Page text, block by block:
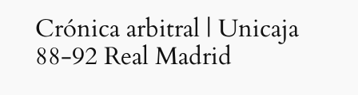
Crónica arbitral | Unicaja
88-92 Real Madrid